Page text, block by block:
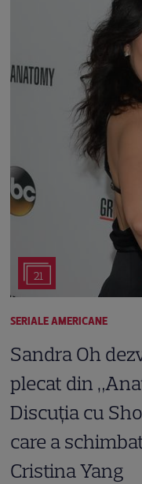
21
SERIALE AMERICANE
Sandra Oh
plecat din
Discuția cu
care a
Cristina Yang